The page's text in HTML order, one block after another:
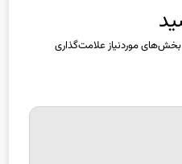
بخش‌های موردنیاز علامت‌گذاری